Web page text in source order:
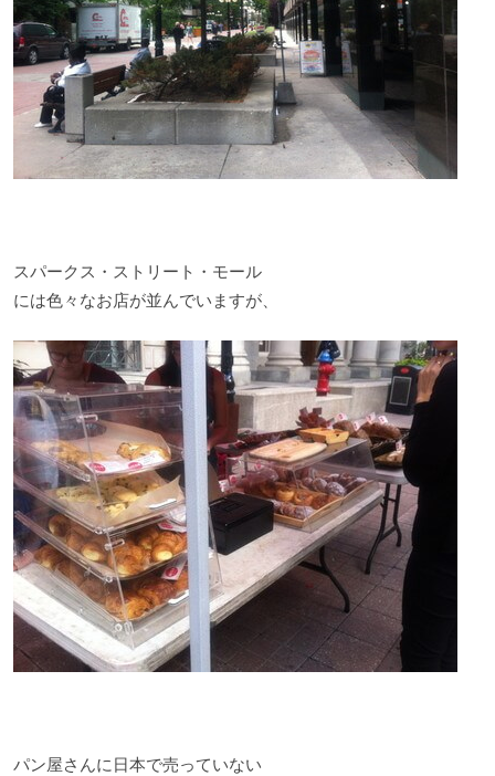
スパークス・ストリート・モール
には色々なお店が並んでいますが、
パン屋さんに日本で売っていない